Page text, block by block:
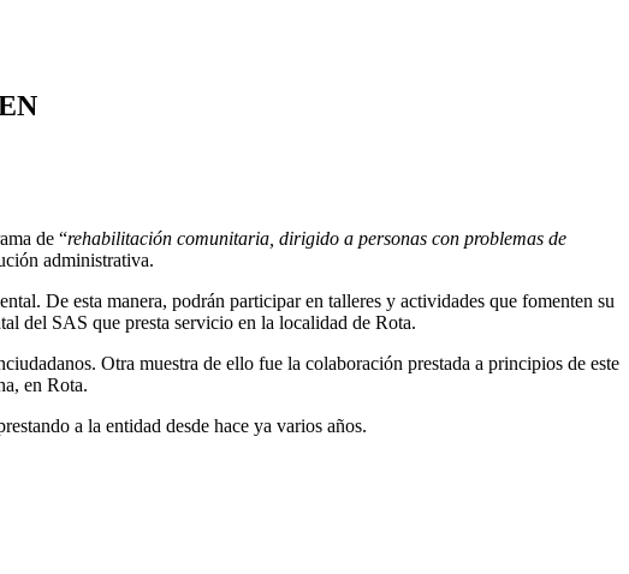
de “rehabilitación comunitaria, dirigido a personas con problemas de
administrativa.
De esta manera, podrán participar en talleres y actividades que fomenten su
del SAS que presta servicio en la localidad de Rota.
Otra muestra de ello fue la colaboración prestada a principios de este
en Rota.
a la entidad desde hace ya varios años.